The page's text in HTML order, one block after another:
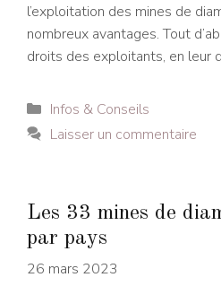
l’exploitation des mines de
nombreux avantages. Tout
droits des exploitants, en leur
Catégories
Infos & Conseils
Laisser un commentaire
Les 33 mines de
par pays
26 mars 2023